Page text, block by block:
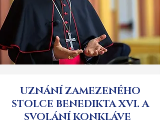
UZNÁNÍ ZAMEZENÉHO
STOLCE BENEDIKTA XVI. A
SVOLÁNÍ KONKLÁVE